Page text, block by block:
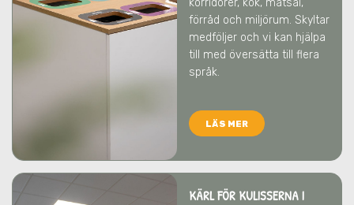
korridorer, kök, matsal,
förråd och miljörum. Skyltar
medföljer och vi kan hjälpa
till med översätta till flera
språk.
LÄS MER
KÄRL FÖR KULISSERNA I